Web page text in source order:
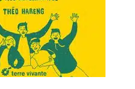
Société, engagement
et gros oeuvre
écologiques
de l’eau
de la maison